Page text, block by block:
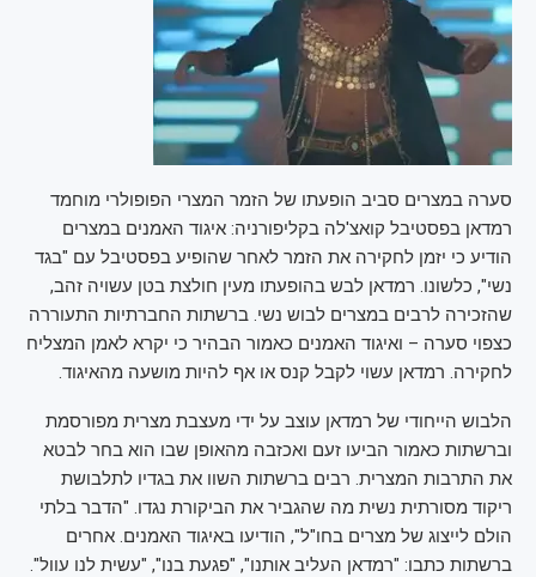
סערה במצרים סביב הופעתו של הזמר המצרי הפופולרי מוחמד
רמדאן בפסטיבל קואצ'לה בקליפורניה: איגוד האמנים במצרים
הודיע כי יזמן לחקירה את הזמר לאחר שהופיע בפסטיבל עם "בגד
נשי", כלשונו. רמדאן לבש בהופעתו מעין חולצת בטן עשויה זהב,
שהזכירה לרבים במצרים לבוש נשי. ברשתות החברתיות התעוררה
כצפוי סערה – ואיגוד האמנים כאמור הבהיר כי יקרא לאמן המצליח
לחקירה. רמדאן עשוי לקבל קנס או אף להיות מושעה מהאיגוד.
הלבוש הייחודי של רמדאן עוצב על ידי מעצבת מצרית מפורסמת
וברשתות כאמור הביעו זעם ואכזבה מהאופן שבו הוא בחר לבטא
את התרבות המצרית. רבים ברשתות השוו את בגדיו לתלבושת
ריקוד מסורתית נשית מה שהגביר את הביקורת נגדו. "הדבר בלתי
הולם לייצוג של מצרים בחו"ל", הודיעו באיגוד האמנים. אחרים
ברשתות כתבו: "רמדאן העליב אותנו", "פגעת בנו", "עשית לנו עוול".